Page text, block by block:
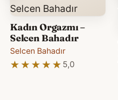
Kadın Orgazmı –
Selcen Bahadır
Selcen Bahadır
★★★★★
★★★★★ 5,0